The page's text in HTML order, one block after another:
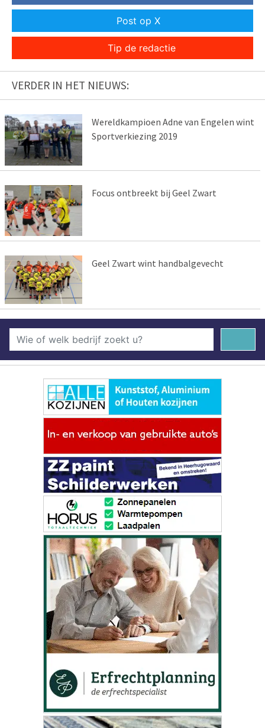
Post op X
Tip de redactie
VERDER IN HET NIEUWS:
Wereldkampioen Adne van Engelen wint
Sportverkiezing 2019
Focus ontbreekt bij Geel Zwart
Geel Zwart wint handbalgevecht